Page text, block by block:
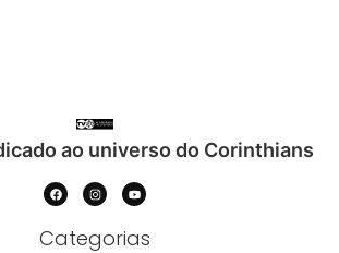
ao universo do Corinthians
Categorias